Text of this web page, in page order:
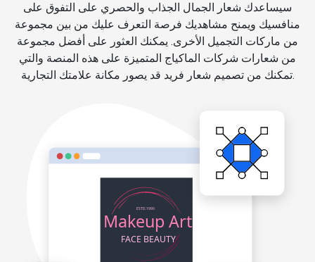
سيساعدك شعار الجمال الجذاب والحصري على التفوق على
منافسيك ويمنح مشاهديك فرصة التعرف عليك من بين مجموعة
من ماركات التجميل الأخرى. يمكنك العثور على أفضل مجموعة
من شعارات شركات الماكياج المتميزة على هذه المنصة والتي
تمكنك من تصميم شعار فريد قد يصور مكانة علامتك التجارية.